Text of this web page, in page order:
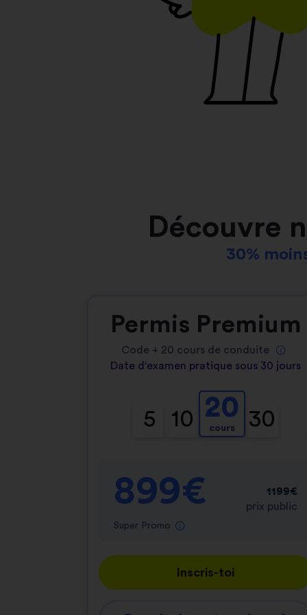
Découvre
30%
Permis Premium
Code + 20 cours de conduite
Date d'examen pratique sous 30 jours
5 10 20
cours 30
899€
Super Promo
1199€
prix public
Inscris-toi